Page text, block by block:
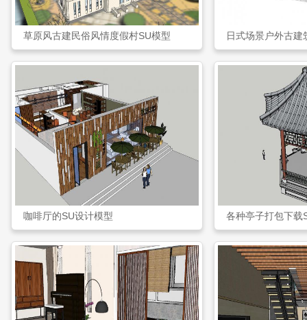
草原风古建民俗风情度假村SU模型 日式场景户外古建
咖啡厅的SU设计模型 各种亭子打包下载